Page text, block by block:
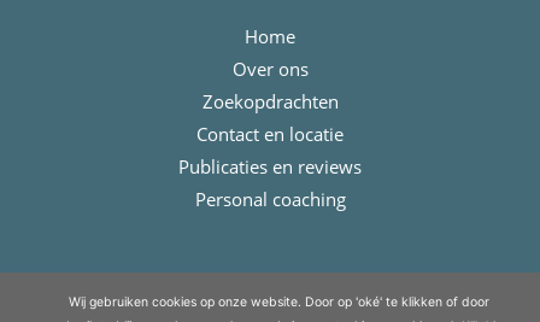
Home
Over ons
Zoekopdrachten
Contact en locatie
Publicaties en reviews
Personal coaching
reserved
Wij gebruiken cookies op onze website. Door op 'oké' te klikken of door